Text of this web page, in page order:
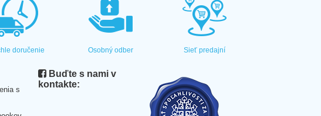
doručenie Osobný odber Sieť predajní
s
Buďte s nami v
kontakte: